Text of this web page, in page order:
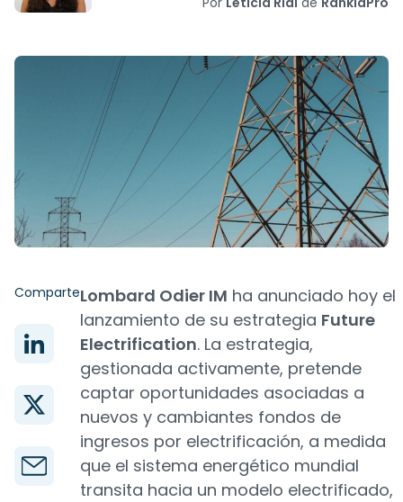
ComparteLombard Odier IM ha anunciado hoy el
lanzamiento de su estrategia Future
Electrification. La estrategia,
gestionada activamente, pretende
captar oportunidades asociadas a
nuevos y cambiantes fondos de
ingresos por electrificación, a medida
que el sistema energético mundial
transita hacia un modelo electrificado,